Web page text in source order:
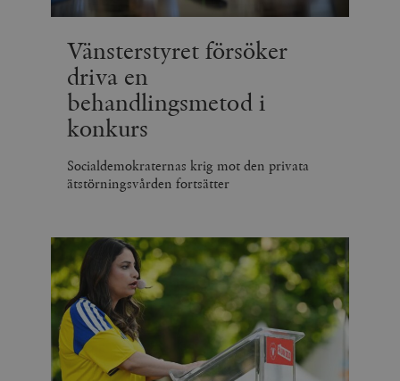
Vänsterstyret försöker
driva en
behandlingsmetod i
konkurs
Socialdemokraternas krig mot den privata
ätstörningsvården fortsätter